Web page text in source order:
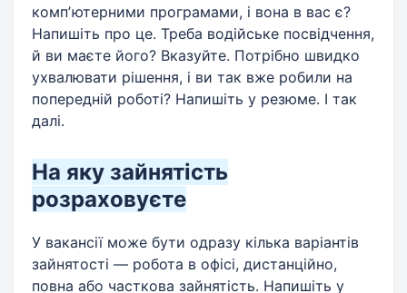
компʼютерними програмами, і вона в вас є?
Напишіть про це. Треба водійське посвідчення,
й ви маєте його? Вказуйте. Потрібно швидко
ухвалювати рішення, і ви так вже робили на
попередній роботі? Напишіть у резюме. І так
далі.
На яку зайнятість
розраховуєте
У вакансії може бути одразу кілька варіантів
зайнятості — робота в офісі, дистанційно,
повна або часткова зайнятість. Напишіть у